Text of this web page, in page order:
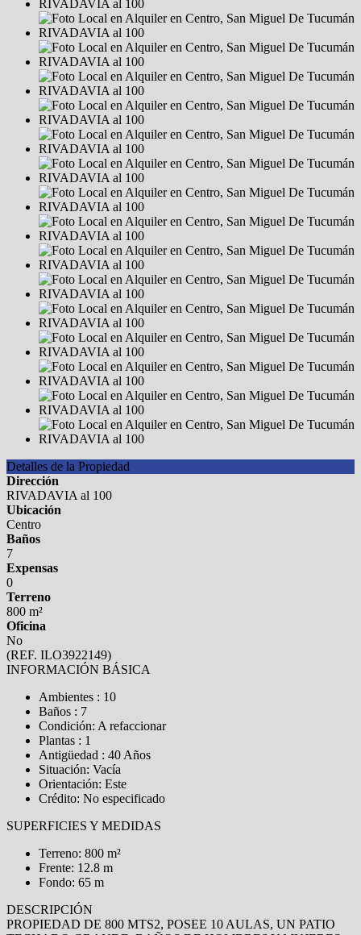
Detalles de la Propiedad
Dirección
RIVADAVIA al 100
Ubicación
Centro
Baños
7
Expensas
0
Terreno
800 m²
Oficina
No
(REF. ILO3922149)
INFORMACIÓN BÁSICA
Ambientes : 10
Baños : 7
Condición: A refaccionar
Plantas : 1
Antigüedad : 40 Años
Situación: Vacía
Orientación: Este
Crédito: No especificado
SUPERFICIES Y MEDIDAS
Terreno: 800 m²
Frente: 12.8 m
Fondo: 65 m
DESCRIPCIÓN
PROPIEDAD DE 800 MTS2, POSEE 10 AULAS, UN PATIO